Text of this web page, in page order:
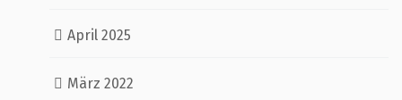
April 2025
März 2022